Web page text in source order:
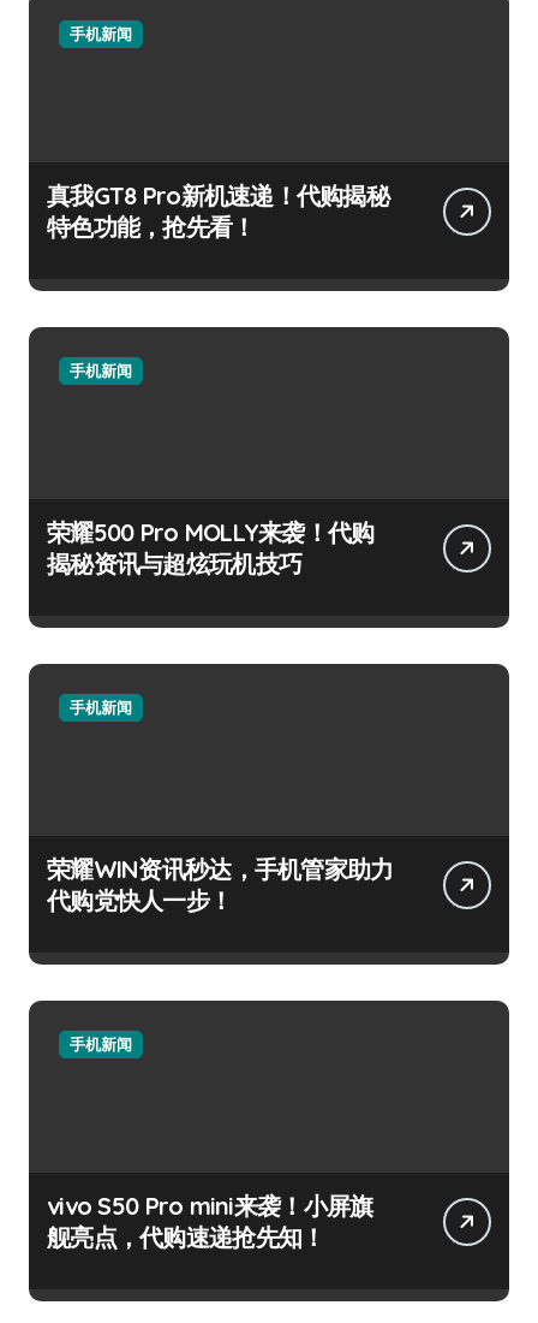
手机新闻
真我GT8 Pro新机速递！代购揭秘
特色功能，抢先看！
手机新闻
荣耀500 Pro MOLLY来袭！代购
揭秘资讯与超炫玩机技巧
手机新闻
荣耀WIN资讯秒达，手机管家助力
代购党快人一步！
手机新闻
vivo S50 Pro mini来袭！小屏旗
舰亮点，代购速递抢先知！